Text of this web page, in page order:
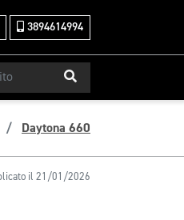
3894614994
Daytona 660
il 21/01/2026